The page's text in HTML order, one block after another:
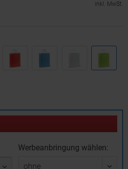
inkl. MwSt.
Werbeanbringung wählen: